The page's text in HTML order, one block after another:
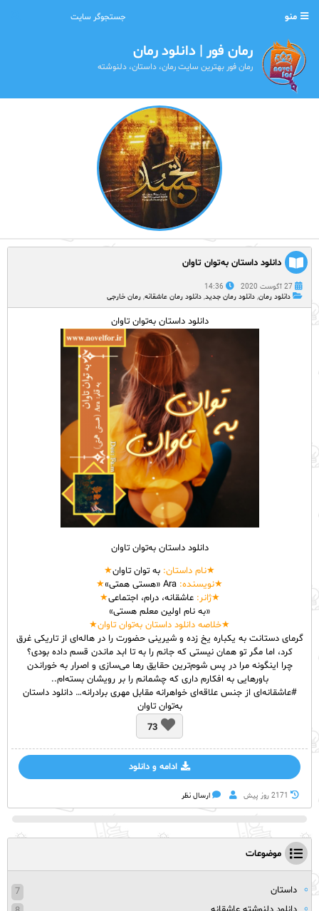
منو
رمان فور | دانلود رمان
رمان فور بهترین سایت رمان، داستان، دلنوشته
دانلود داستان به‌توان تاوان
27 آگوست 2020
14:36
دانلود رمان, دانلود رمان جدید, دانلود رمان عاشقانه, رمان خارجی
دانلود داستان به‌توان تاوان
دانلود داستان به‌توان تاوان
★نام داستان: به توان تاوان★
★نویسنده:
★
★ژانر: عاشقانه، درام، اجتماعی★
«به نام اولین معلم هستی»
★خلاصه دانلود داستان به‌توان تاوان★
گرمای دستانت به یکباره یخ زده و شیرینی حضورت را در هاله‌‌ای از تاریکی غرق
کرد، اما مگر تو همان نیستی که جانم را به تا ابد ماندن قسم داده بودی؟
چرا اینگونه مرا در پس شوم‌‌ترین حقایق رها می‌‌سازی و اصرار به خوراندن
باورهایی به افکارم داری که چشمانم را بر رویشان بسته‌‌ام..
#عاشقانه‌‌ای از جنس علاقه‌‌ای خواهرانه مقابل مهری برادرانه… دانلود داستان
به‌توان تاوان
73
ادامه و دانلود
2171 روز پيش ارسال نظر
موضوعات
داستان
7